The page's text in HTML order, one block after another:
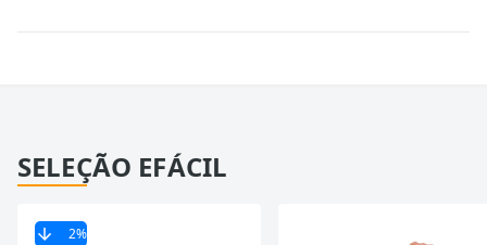
SELEÇÃO EFÁCIL
2%